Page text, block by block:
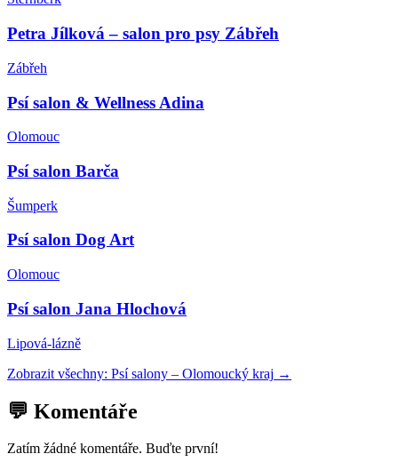
Petra Jílková – salon pro psy Zábřeh
Zábřeh
Psí salon & Wellness Adina
Olomouc
Psí salon Barča
Šumperk
Psí salon Dog Art
Olomouc
Psí salon Jana Hlochová
Lipová-lázně
Zobrazit všechny: Psí salony – Olomoucký kraj →
💬 Komentáře
Zatím žádné komentáře. Buďte první!